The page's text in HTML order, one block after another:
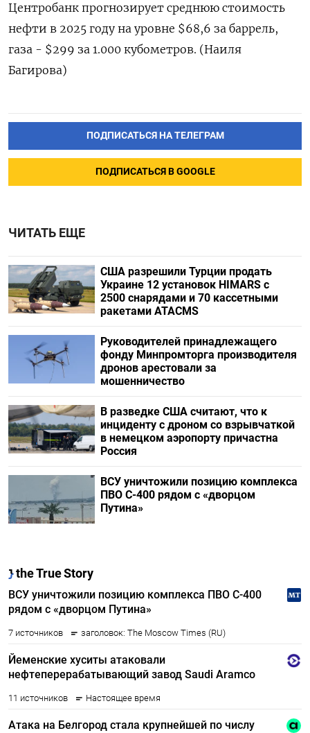
Центробанк прогнозирует среднюю стоимость
нефти в 2025 году на уровне $68,6 за баррель,
газа - $299 за 1.000 кубометров. (Наиля
Багирова)
ПОДПИСАТЬСЯ НА ТЕЛЕГРАМ
ПОДПИСАТЬСЯ В GOOGLE
ЧИТАТЬ ЕЩЕ
США разрешили Турции продать
Украине 12 установок HIMARS с
2500 снарядами и 70 кассетными
ракетами ATACMS
Руководителей принадлежащего
фонду Минпромторга производителя
дронов арестовали за
мошенничество
В разведке США считают, что к
инциденту с дроном со взрывчаткой
в немецком аэропорту причастна
Россия
ВСУ уничтожили позицию комплекса
ПВО С-400 рядом с «дворцом
Путина»